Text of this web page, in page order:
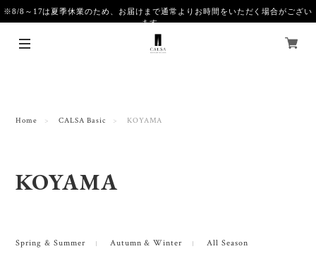
※8/8～17は夏季休業のため、お届けまで通常よりお時間をいただく場合がござい
ます。
Home CALSA Basic KOYAMA
KOYAMA
Spring & Summer Autumn & Winter All Season